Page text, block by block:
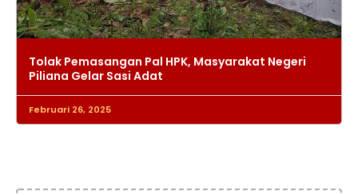
Tolak Pemasangan Pal HPK, Masyarakat Negeri
Piliana Gelar Sasi Adat
Februari 26, 2025